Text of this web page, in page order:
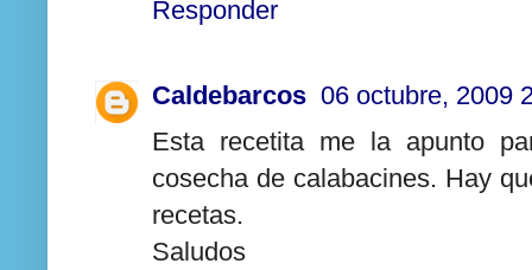
Responder
Caldebarcos 06 octubre, 2009
Esta recetita me la apunto
cosecha de calabacines. Hay
recetas.
Saludos